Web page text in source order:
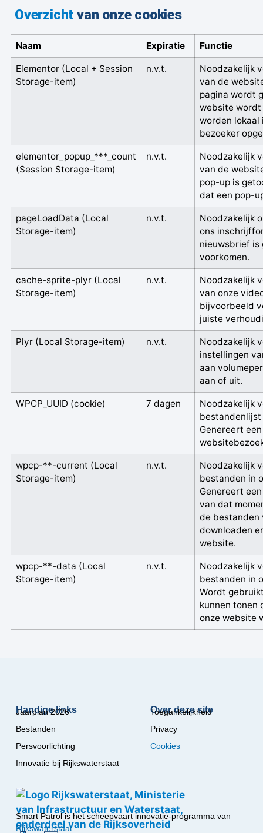
Overzicht van onze cookies
Naam Expiratie Functie
Elementor(Local + Session
Storage-item)
n.v.t.
Noodzakelijk
van de
pagina wordt
website wordt
worden lokaal
bezoeker
elementor_popup_***_count
(Session Storage-item)
n.v.t.
Noodzakelijk
van de
pop-up is
dat een pop-
pageLoadData (Local
Storage-item)
n.v.t.
Noodzakelijk
ons
nieuwsbrief is
voorkomen.
cache-sprite-plyr(Local
Storage-item)
n.v.t.
Noodzakelijk
van onze
bijvoorbeeld
juiste
Plyr(Local Storage-item) n.v.t.
Noodzakelijk
instellingen
aan
aan of uit.
WPCP_UUID (cookie) 7 dagen
Noodzakelijk
Genereert
wpcp-**-current (Local
Storage-item)
n.v.t.
Noodzakelijk
bestanden in
Genereert
van dat
de bestanden
downloaden
website.
wpcp-**-data (Local
Storage-item)
n.v.t.
Noodzakelijk
bestanden in
Wordt
kunnen tonen
onze website
Smart Patrol is het scheepvaart innovatie-programma van
Rijkswaterstaat.
Handige links
Jaarplan 2026
Bestanden
Persvoorlichting
Innovatie bij Rijkswaterstaat
Over deze site
Toegankelijkheid
Privacy
Cookies